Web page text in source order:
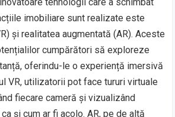
imobiliare sunt realizate este
și realitatea augmentată (AR). Aceste
cumpărători să exploreze
oferindu-le o experiență imersivă
VR, utilizatorii pot face tururi virtuale
fiecare cameră și vizualizând
și cum ar fi acolo. AR, pe de altă